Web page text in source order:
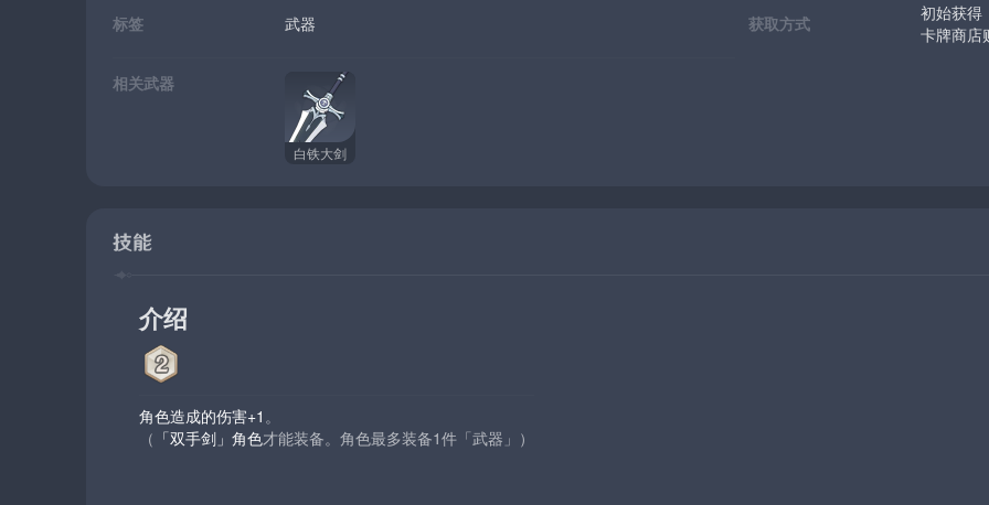
标签 武器 获取方式
初始获得
卡牌商店
相关武器
白铁大剑
技能
介绍
角色造成的伤害+1 。
（ 「双手剑」角色才能装备。角色最多装备1件「武器」）